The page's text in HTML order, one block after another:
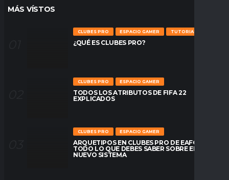
MÁS VÍSTOS
CLUBES PRO ESPACIO GAMER TUTORIALES
¿QUÉ ES CLUBES PRO?
CLUBES PRO ESPACIO GAMER
TODOS LOS ATRIBUTOS DE FIFA 22
EXPLICADOS
CLUBES PRO ESPACIO GAMER
ARQUETIPOS EN CLUBES PRO DE EAFC26:
TODO LO QUE DEBES SABER SOBRE EL
NUEVO SISTEMA